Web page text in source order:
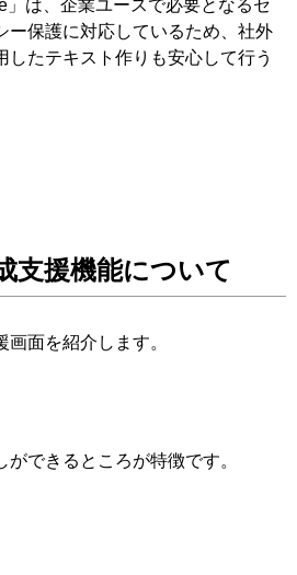
」は、企業ユースで必要となるセ
ー保護に対応しているため、社外
したテキスト作りも安⼼して⾏う
⽀援機能について
⾯を紹介します。
できるところが特徴です。